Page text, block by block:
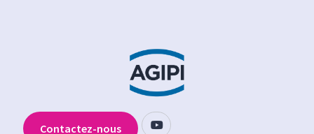
Contactez-nous